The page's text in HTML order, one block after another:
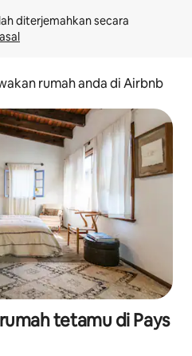
diterjemahkan secara
rumah anda di Airbnb
tetamu di Pays